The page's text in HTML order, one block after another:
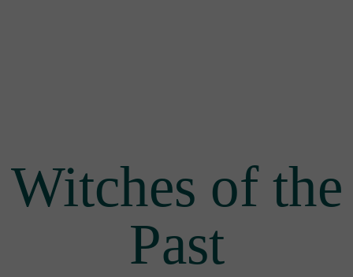
Witches of the
Past